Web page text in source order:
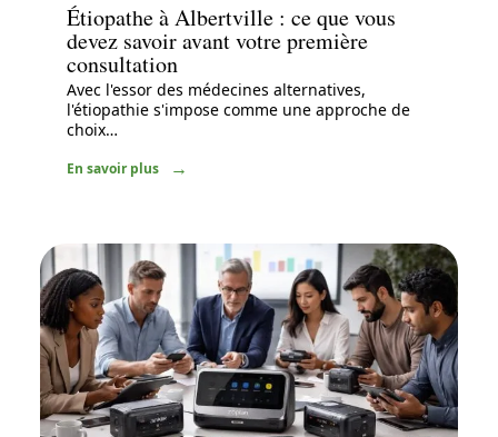
Étiopathe à Albertville : ce que vous
devez savoir avant votre première
consultation
Avec l'essor des médecines alternatives,
l'étiopathie s'impose comme une approche de
choix…
En savoir plus